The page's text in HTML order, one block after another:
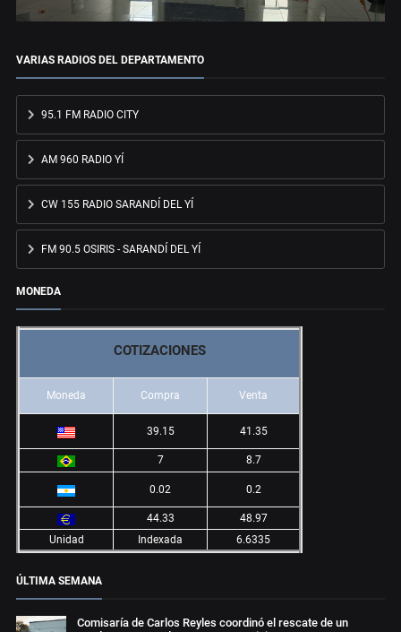
VARIAS RADIOS DEL DEPARTAMENTO
95.1 FM RADIO CITY
AM 960 RADIO YÍ
CW 155 RADIO SARANDÍ DEL YÍ
FM 90.5 OSIRIS - SARANDÍ DEL YÍ
MONEDA
COTIZACIONES
Moneda Compra Venta
39.15 41.35
7 8.7
0.02 0.2
44.33
48.97
Unidad
Indexada 6.6335
ÚLTIMA SEMANA
Comisaría de Carlos Reyles coordinó el rescate de un